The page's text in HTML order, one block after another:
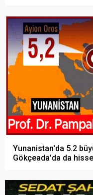
Yunanistan'da 5.2
Gökçeada'da da